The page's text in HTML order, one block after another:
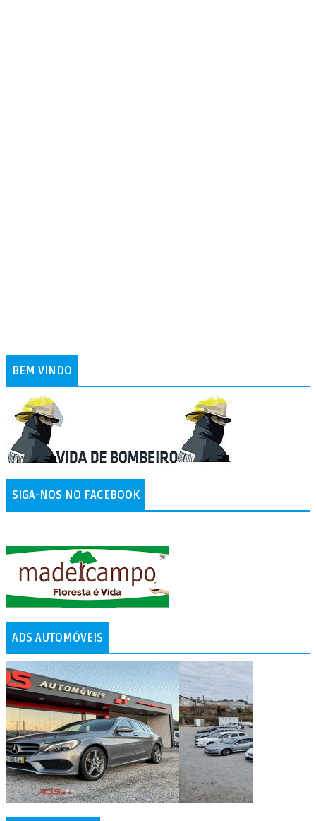
BEM VINDO
SIGA-NOS NO FACEBOOK
ADS AUTOMÓVEIS